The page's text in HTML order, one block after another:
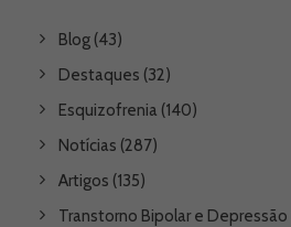
Blog (43)
Destaques (32)
Esquizofrenia (140)
Notícias (287)
Artigos (135)
Transtorno Bipolar e Depressão